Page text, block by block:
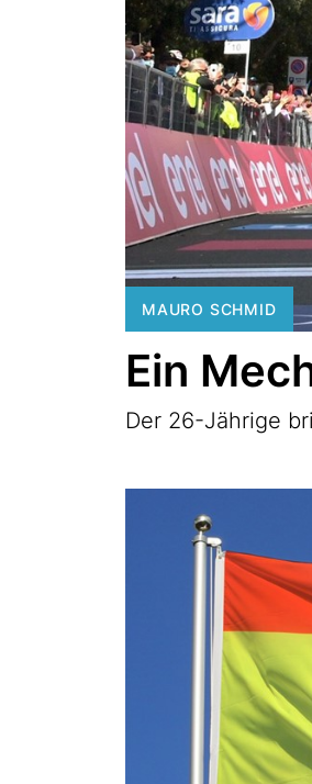
MAURO SCHMID
Ein
Der 26-Jährige